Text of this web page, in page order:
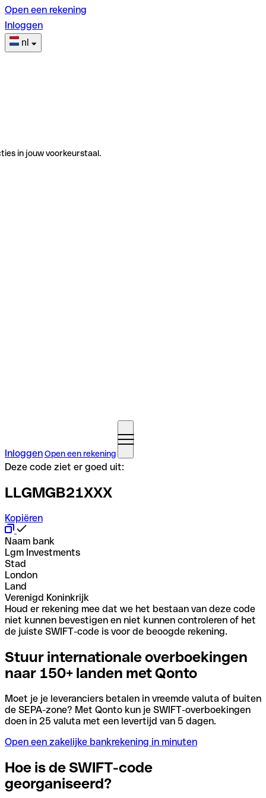
Open een rekening
Inloggen
nl
in jouw voorkeurstaal.
InloggenOpen een rekening
Deze code ziet er goed uit:
LLGMGB21XXX
Kopiëren
Naam bank
Lgm Investments
Stad
London
Land
Verenigd Koninkrijk
Houd er rekening mee dat we het bestaan van deze code
niet kunnen bevestigen en niet kunnen controleren of het
de juiste SWIFT-code is voor de beoogde rekening.
Stuur internationale overboekingen
naar 150+ landen met Qonto
Moet je je leveranciers betalen in vreemde valuta of buiten
de SEPA-zone? Met Qonto kun je SWIFT-overboekingen
doen in 25 valuta met een levertijd van 5 dagen.
Open een zakelijke bankrekening in minuten
Hoe is de SWIFT-code
georganiseerd?